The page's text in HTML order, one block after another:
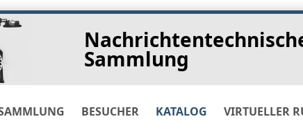
Sammlung
BESUCHER KATALOG VIRTUELLER